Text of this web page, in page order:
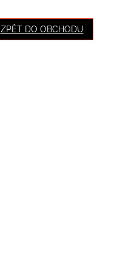
ZPĚT DO OBCHODU